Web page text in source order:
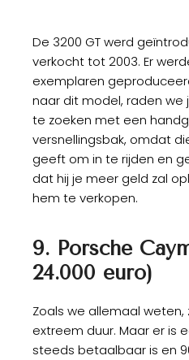
De 3200 GT werd
verkocht tot 2003. Er
exemplaren
naar dit model, raden
te zoeken met een
versnellingsbak, omdat
geeft om in te rijden en
dat hij je meer geld zal
hem te verkopen.
9. Porsche
24.000 euro)
Zoals we allemaal weten,
extreem duur. Maar er is
steeds betaalbaar is en